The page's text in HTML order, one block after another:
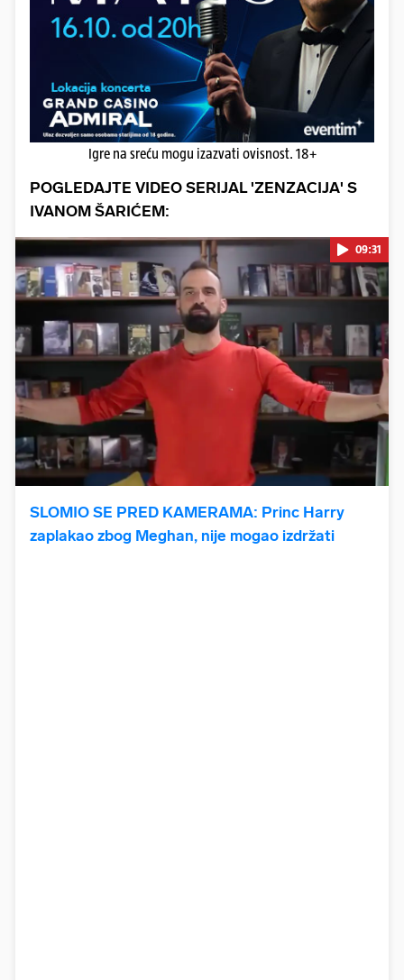
Igre na sreću mogu izazvati ovisnost. 18+
POGLEDAJTE VIDEO SERIJAL 'ZENZACIJA' S
IVANOM ŠARIĆEM:
Pokretanje videa...
09:31
SLOMIO SE PRED KAMERAMA: Princ Harry
zaplakao zbog Meghan, nije mogao izdržati